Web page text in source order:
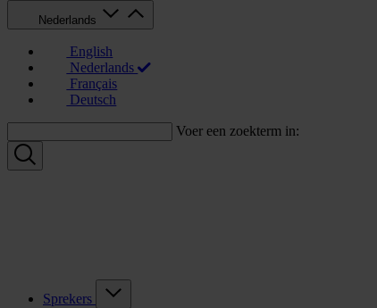
Nederlands
English
Nederlands
Français
Deutsch
Voer een zoekterm in:
Sprekers